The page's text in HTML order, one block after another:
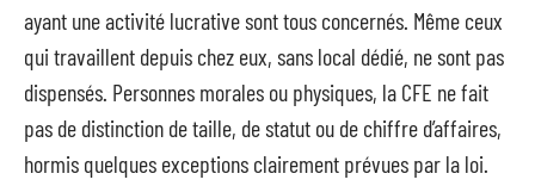
ayant une activité lucrative sont tous concernés. Même ceux
qui travaillent depuis chez eux, sans local dédié, ne sont pas
dispensés. Personnes morales ou physiques, la CFE ne fait
pas de distinction de taille, de statut ou de chiffre d’affaires,
hormis quelques exceptions clairement prévues par la loi.